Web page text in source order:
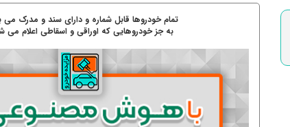
تمام خودروها قابل شماره و دارای سند و مدرک می
به جز خودروهایی که اوراقی و اسقاطی اعلام می